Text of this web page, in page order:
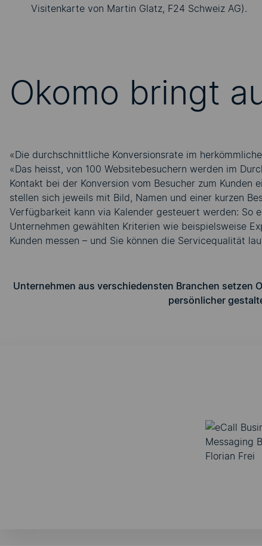
Visitenkarte von Martin Glatz, F24 Schweiz AG).
Okomo bringt
«Die durchschnittliche Konversionsrate im
«Das heisst, von 100 Websitebesuchern werden im
Kontakt bei der Konversion vom Besucher zum
stellen sich jeweils mit Bild, Namen und einer kurzen
Verfügbarkeit kann via Kalender gesteuert werden: So
Unternehmen gewählten Kriterien wie beispielsweise
Kunden messen – und Sie können die Servicequalität
Unternehmen aus verschiedensten Branchen setzen
persönlicher